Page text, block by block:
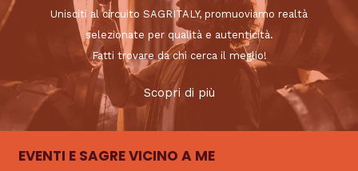
Unisciti al circuito SAGRITALY, promuoviamo realtà
selezionate per qualità e autenticità.
Fatti trovare da chi cerca il meglio!
Scopri di più
EVENTI E SAGRE VICINO A ME